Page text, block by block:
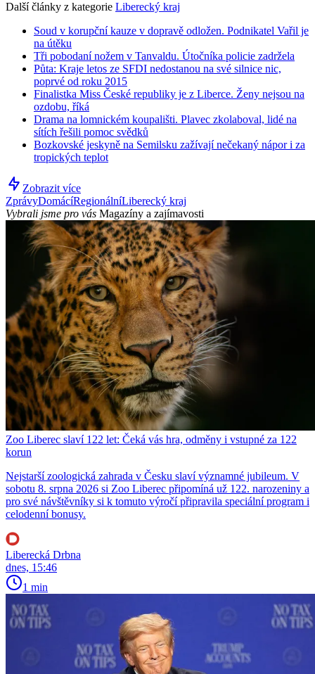
Další články z kategorie Liberecký kraj
Soud v korupční kauze v dopravě odložen. Podnikatel Vařil je
na útěku
Tři pobodaní nožem v Tanvaldu. Útočníka policie zadržela
Půta: Kraje letos ze SFDI nedostanou na své silnice nic,
poprvé od roku 2015
Finalistka Miss České republiky je z Liberce. Ženy nejsou na
ozdobu, říká
Drama na lomnickém koupališti. Plavec zkolaboval, lidé na
sítích řešili pomoc svědků
Bozkovské jeskyně na Semilsku zažívají nečekaný nápor i za
tropických teplot
Zobrazit více
ZprávyDomácíRegionálníLiberecký kraj
Vybrali jsme pro vás Magazíny a zajímavosti
Zoo Liberec slaví 122 let: Čeká vás hra, odměny i vstupné za 122
korun
Nejstarší zoologická zahrada v Česku slaví významné jubileum. V
sobotu 8. srpna 2026 si Zoo Liberec připomíná už 122. narozeniny a
pro své návštěvníky si k tomuto výročí připravila speciální program i
celodenní bonusy.
Liberecká Drbna
dnes, 15:46
1 min